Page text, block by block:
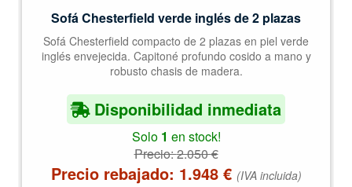
Sofá Chesterfield verde inglés de 2 plazas
Sofá Chesterfield compacto de 2 plazas en piel verde
inglés envejecida. Capitoné profundo cosido a mano y
robusto chasis de madera.
Disponibilidad inmediata
Solo 1 en stock!
Precio:2.050€
Precio rebajado: 1.948 € (IVA incluida)